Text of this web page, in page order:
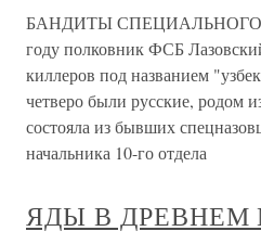
БАНДИТЫ СПЕЦИАЛЬНОГО
году полковник ФСБ
киллеров под названием
четверо были русские, родом
состояла из бывших
начальника 10-го отдела
ЯДЫ В ДРЕВНЕМ